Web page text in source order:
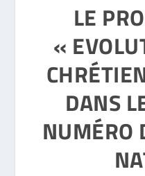
LE
«
DANS
NUMÉRO